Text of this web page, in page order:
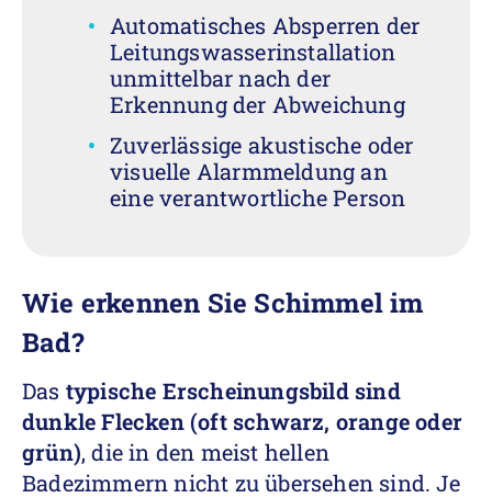
Automatisches Absperren der
Leitungswasserinstallation
unmittelbar nach der
Erkennung der Abweichung
Zuverlässige akustische oder
visuelle Alarmmeldung an
eine verantwortliche Person
Wie erkennen Sie Schimmel im
Bad?
Das typische Erscheinungsbild sind
dunkle Flecken (oft schwarz, orange oder
grün), die in den meist hellen
Badezimmern nicht zu übersehen sind. Je